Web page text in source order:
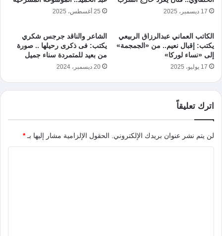
17 ديسمبر، 2025 25 أغسطس، 2025
الكاتب العماني عبدالرزاق الربيعي
يكتب: إقبال نعيم.. من «الجمجمة»
إلى «نساء لوركا»
17 يوليو، 2025
الشاعر والناقد جرجس شكري
يكتب: فى ذكرى رحيلها .. صورة
من بعيد للمتمردة سناء جميل
20 ديسمبر، 2024
اترك تعليقاً
لن يتم نشر عنوان بريدك الإلكتروني. الحقول الإلزامية مشار إليها بـ*